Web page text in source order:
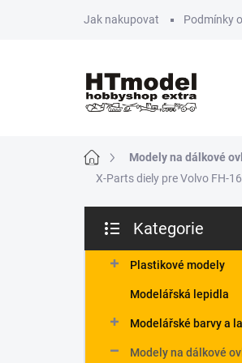
Jak nakupovat Podmínky
Domů Modely na dálkové
X-Parts diely pre Volvo FH-
s
kategorie
Kategorie
Plastikové modely
Modelářská lepidla
Modelářské barvy a
Modely na dálkové